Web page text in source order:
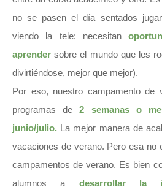
no se pasen el día sentados
viendo la tele: necesitan
aprender sobre el mundo que les
divirtiéndose, mejor que mejor).
Por eso, nuestro campamento de
programas de2 semanas o
junio/julio. La mejor manera de
vacaciones de verano. Pero esa no
campamentos de verano. Es bien
alumnos a desarrollar la